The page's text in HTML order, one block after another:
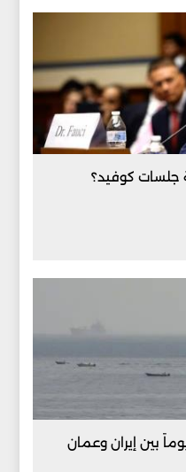
كوفيد؟
وشيك عن اتفاق لـ60 يوماً بين إيران وعمان